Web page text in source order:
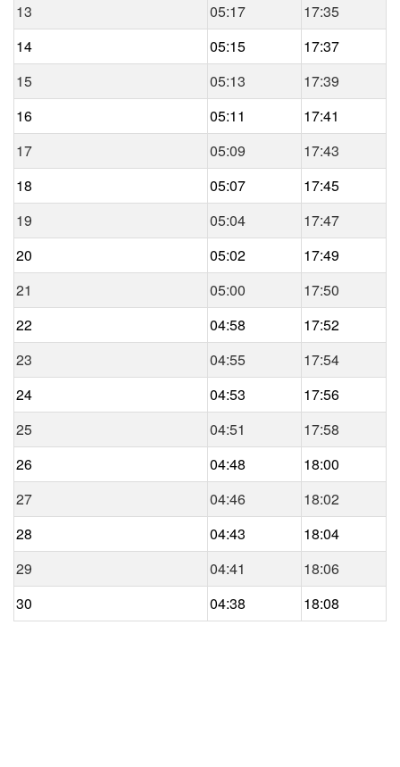
13
05:17
17:35
14
05:15
17:37
15
05:13
17:39
16
05:11
17:41
17
05:09
17:43
18
05:07
17:45
19
05:04
17:47
20
05:02
17:49
21
05:00
17:50
22
04:58
17:52
23
04:55
17:54
24
04:53
17:56
25
04:51
17:58
26
04:48
18:00
27
04:46
18:02
28
04:43
18:04
29
04:41
18:06
30
04:38 18:08